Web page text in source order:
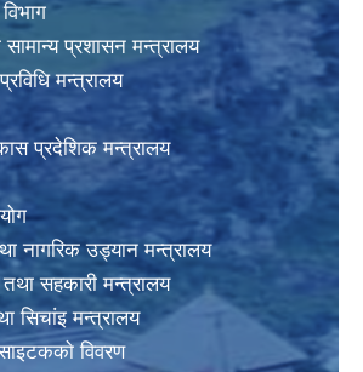
सामान्य प्रशासन मन्त्रालय
मन्त्रालय
प्रदेशिक मन्त्रालय
नागरिक उड्यान मन्त्रालय
सहकारी मन्त्रालय
सिचांइ मन्त्रालय
विवरण